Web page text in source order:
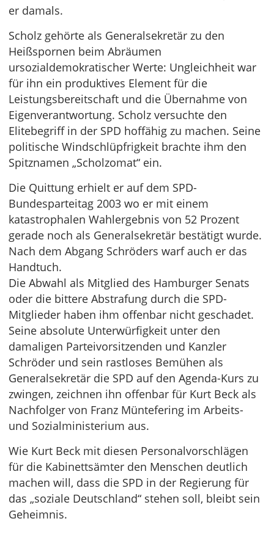
er damals.
Scholz gehörte als Generalsekretär zu den
Heißspornen beim Abräumen
ursozialdemokratischer Werte: Ungleichheit war
für ihn ein produktives Element für die
Leistungsbereitschaft und die Übernahme von
Eigenverantwortung. Scholz versuchte den
Elitebegriff in der SPD hoffähig zu machen. Seine
politische Windschlüpfrigkeit brachte ihm den
Spitznamen „Scholzomat“ ein.
Die Quittung erhielt er auf dem SPD-
Bundesparteitag 2003 wo er mit einem
katastrophalen Wahlergebnis von 52 Prozent
gerade noch als Generalsekretär bestätigt wurde.
Nach dem Abgang Schröders warf auch er das
Handtuch.
Die Abwahl als Mitglied des Hamburger Senats
oder die bittere Abstrafung durch die SPD-
Mitglieder haben ihm offenbar nicht geschadet.
Seine absolute Unterwürfigkeit unter den
damaligen Parteivorsitzenden und Kanzler
Schröder und sein rastloses Bemühen als
Generalsekretär die SPD auf den Agenda-Kurs zu
zwingen, zeichnen ihn offenbar für Kurt Beck als
Nachfolger von Franz Müntefering im Arbeits-
und Sozialministerium aus.
Wie Kurt Beck mit diesen Personalvorschlägen
für die Kabinettsämter den Menschen deutlich
machen will, dass die SPD in der Regierung für
das „soziale Deutschland“ stehen soll, bleibt sein
Geheimnis.